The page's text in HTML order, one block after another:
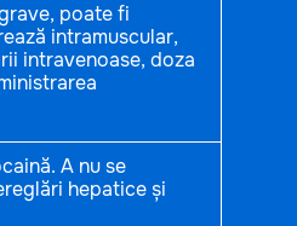
poate fi
intramuscular,
intravenoase, doza
A nu se
hepatice și